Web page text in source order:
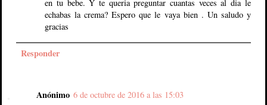
en tu bebe. Y te queria preguntar cuantas veces al dia le
echabas la crema? Espero que le vaya bien . Un saludo y
gracias
Responder
Anónimo 6 de octubre de 2016 a las 15:03